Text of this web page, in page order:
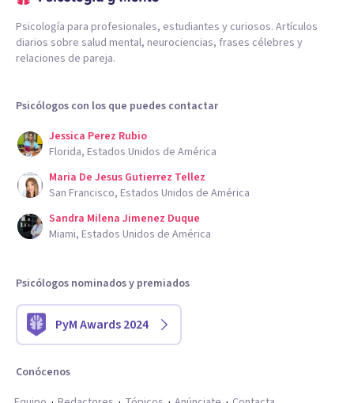
Psicología para profesionales, estudiantes y curiosos. Artículos
diarios sobre salud mental, neurociencias, frases célebres y
relaciones de pareja.
Psicólogos con los que puedes contactar
Jessica Perez Rubio
Florida, Estados Unidos de América
Maria De Jesus Gutierrez Tellez
San Francisco, Estados Unidos de América
Sandra Milena Jimenez Duque
Miami, Estados Unidos de América
Psicólogos nominados y premiados
PyM Awards 2024
Conócenos